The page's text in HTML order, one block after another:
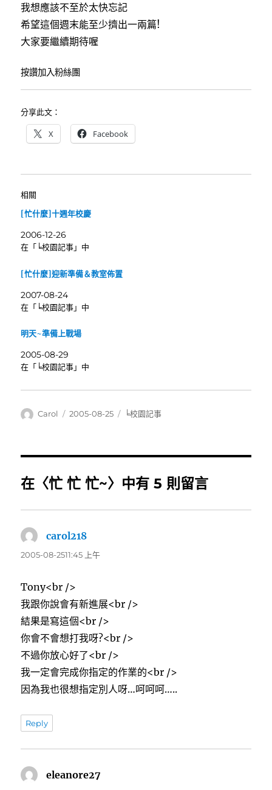
我想應該不至於太快忘記
希望這個週末能至少擠出一兩篇!
大家要繼續期待喔
按讚加入粉絲團
分享此文：
X Facebook
相關
[忙什麼]十週年校慶
2006-12-26
在「╘校園記事」中
[忙什麼]迎新準備＆教室佈置
2007-08-24
在「╘校園記事」中
明天~準備上戰場
2005-08-29
在「╘校園記事」中
作
Carol
發
2005-08-25
分
╘校園記事
在〈忙 忙 忙~〉中有 5 則留言
carol218
示:
2005-08-2511:45 上午
Tony<br />
我跟你說會有新進展<br />
結果是寫這個<br />
你會不會想打我呀?<br />
不過你放心好了<br />
我一定會完成你指定的作業的<br />
因為我也很想指定別人呀…呵呵呵…..
Reply
eleanore27